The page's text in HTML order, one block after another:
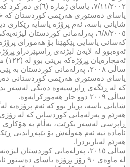
٧/١١/٢٠٠٢، یاسای
یاسای دەستوری هەرێمی کوردستان کە خۆی
شایانی باسە، ئەم پرۆژە یاسایە رێکاری
کەسانی یاسایی پێکهێنا بۆ هەمورای
ئەوەبوو لە لایەن لیژنەی ڕاسپێردراو
ئەمجارەیان پڕۆژەکە بریتی بوو لە (١٢٢) ماددە.
یاسای دەستوری هەرێمی کوردستانی
کە لە ڕێگەی ڕاپرسیەوە دەنگی لەسەر
ساڵی ٢٠٠٩ دوو جار هەمورکرایەوە.
شایانی باسە، بڕیار بوو کە ئەم پرۆژەیە
ڕاپرسی لەسەر بکرێت، بەڵام بە
ئامادە نیە ئەم هەوڵەش بۆ تێپەڕاندنی
هەرێم لەباربردرا.
لە ماوەی ٩٠ رۆژ پڕۆژە یاسای